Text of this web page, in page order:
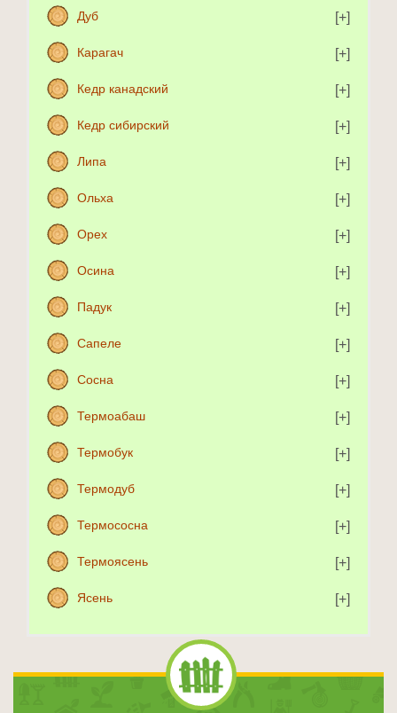
Дуб
Карагач
Кедр канадский
Кедр сибирский
Липа
Ольха
Орех
Осина
Падук
Сапеле
Сосна
Термоабаш
Термобук
Термодуб
Термососна
Термоясень
Ясень